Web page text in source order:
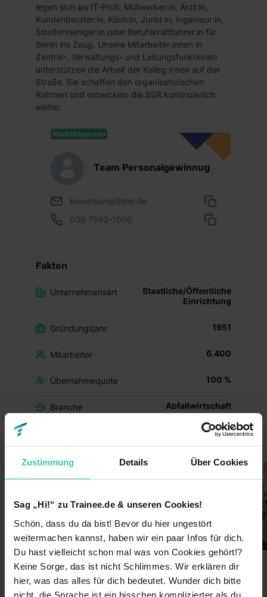
Zustimmung Details Über Cookies
Sag „Hi!“ zu Trainee.de & unseren Cookies!
Schön, dass du da bist! Bevor du hier ungestört
weitermachen kannst, haben wir ein paar Infos für dich.
Du hast vielleicht schon mal was von Cookies gehört!?
Keine Sorge, das ist nicht Schlimmes. Wir erklären dir
hier, was das alles für dich bedeutet. Wunder dich bitte
nicht, die Sprache ist ein bisschen komplizierter als du
legen sich als IT-Profi, Müllwerker:in, Ärzt:in,
Kundenberater:in, Köch:in, Jurist:in, Ingenieur:in,
Straßenreiniger:in oder Berufskraftfahrer:in für
Berlin ins Zeug. Unsere Mitarbeiter:innen in
Zentral-, Verwaltungs- und Leitungsfunktionen
unterstützen die Arbeit der Kolleg:innen auf der
Straße. Sie schaffen den organisatorischen
Rahmen und entwickeln die BSR kontinuierlich
weiter.
Kontaktperson
Team Personalgewinnug
bewerbung@bsr.de
030 7592-1000
Fakten
Unternehmensart
Staatliche/Öffentliche
Einrichtung
Gründungsjahr 1951
Mitarbeiter 6.400
Übernahmequote 100 %
Branche Abfallwirtschaft
Einblicke ins Unternehmen
Benefits